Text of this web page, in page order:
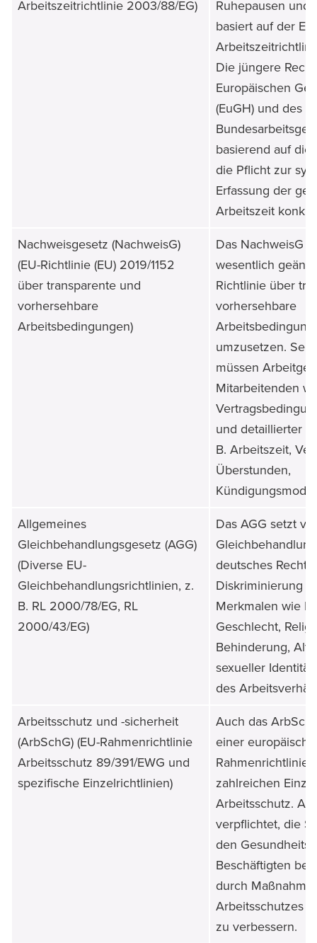
Arbeitszeitrichtlinie 2003/88/EG)
Ruhepausen und
basiert auf der
Die jüngere
Europäischen
(EuGH) und des
basierend auf
die Pflicht zur
Erfassung der
Arbeitszeit
Nachweisgesetz (NachweisG)
(EU-Richtlinie (EU) 2019/1152
über transparente und
vorhersehbare
Arbeitsbedingungen)
Das NachweisG
wesentlich
Richtlinie über
vorhersehbare
umzusetzen.
müssen
Mitarbeitenden
und detaillierter
B. Arbeitszeit,
Überstunden,
Allgemeines
Gleichbehandlungsgesetz (AGG)
(Diverse EU-
Gleichbehandlungsrichtlinien, z.
B. RL 2000/78/EG, RL
2000/43/EG)
Das AGG setzt
deutsches Recht
Diskriminierung
Merkmalen wie
Geschlecht,
Behinderung,
sexueller
des
Arbeitsschutz und -sicherheit
(ArbSchG) (EU-Rahmenrichtlinie
Arbeitsschutz 89/391/EWG und
spezifische Einzelrichtlinien)
Auch das
einer
Rahmenrichtlinie
zahlreichen
Arbeitsschutz.
verpflichtet, die
den
Beschäftigten bei
durch
Arbeitsschutzes
zu verbessern.